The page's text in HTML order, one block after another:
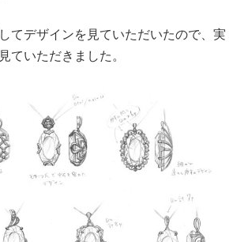
てデザインを見ていただいたので、実
ていただきました。